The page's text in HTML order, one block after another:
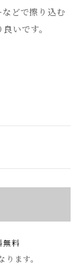
どで擦り込む
いです。
無料
ます。